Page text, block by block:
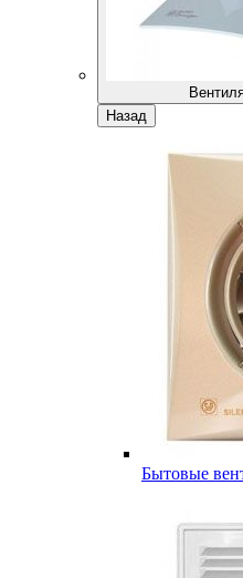
Назад
Бытовые